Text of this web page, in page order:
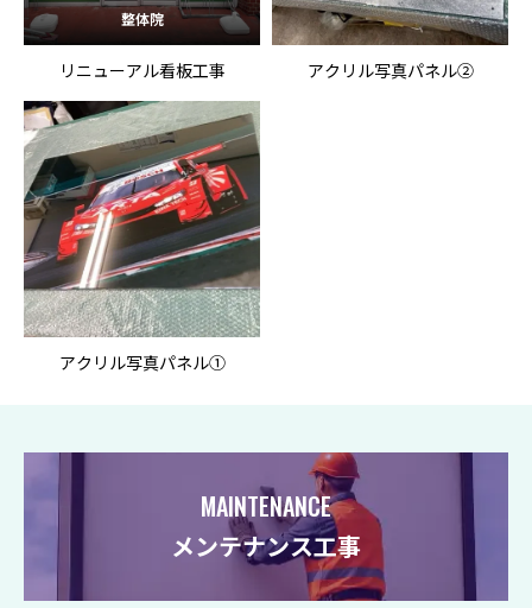
整体院
リニューアル看板工事 アクリル写真パネル②
アクリル写真パネル①
MAINTENANCE
メンテナンス工事